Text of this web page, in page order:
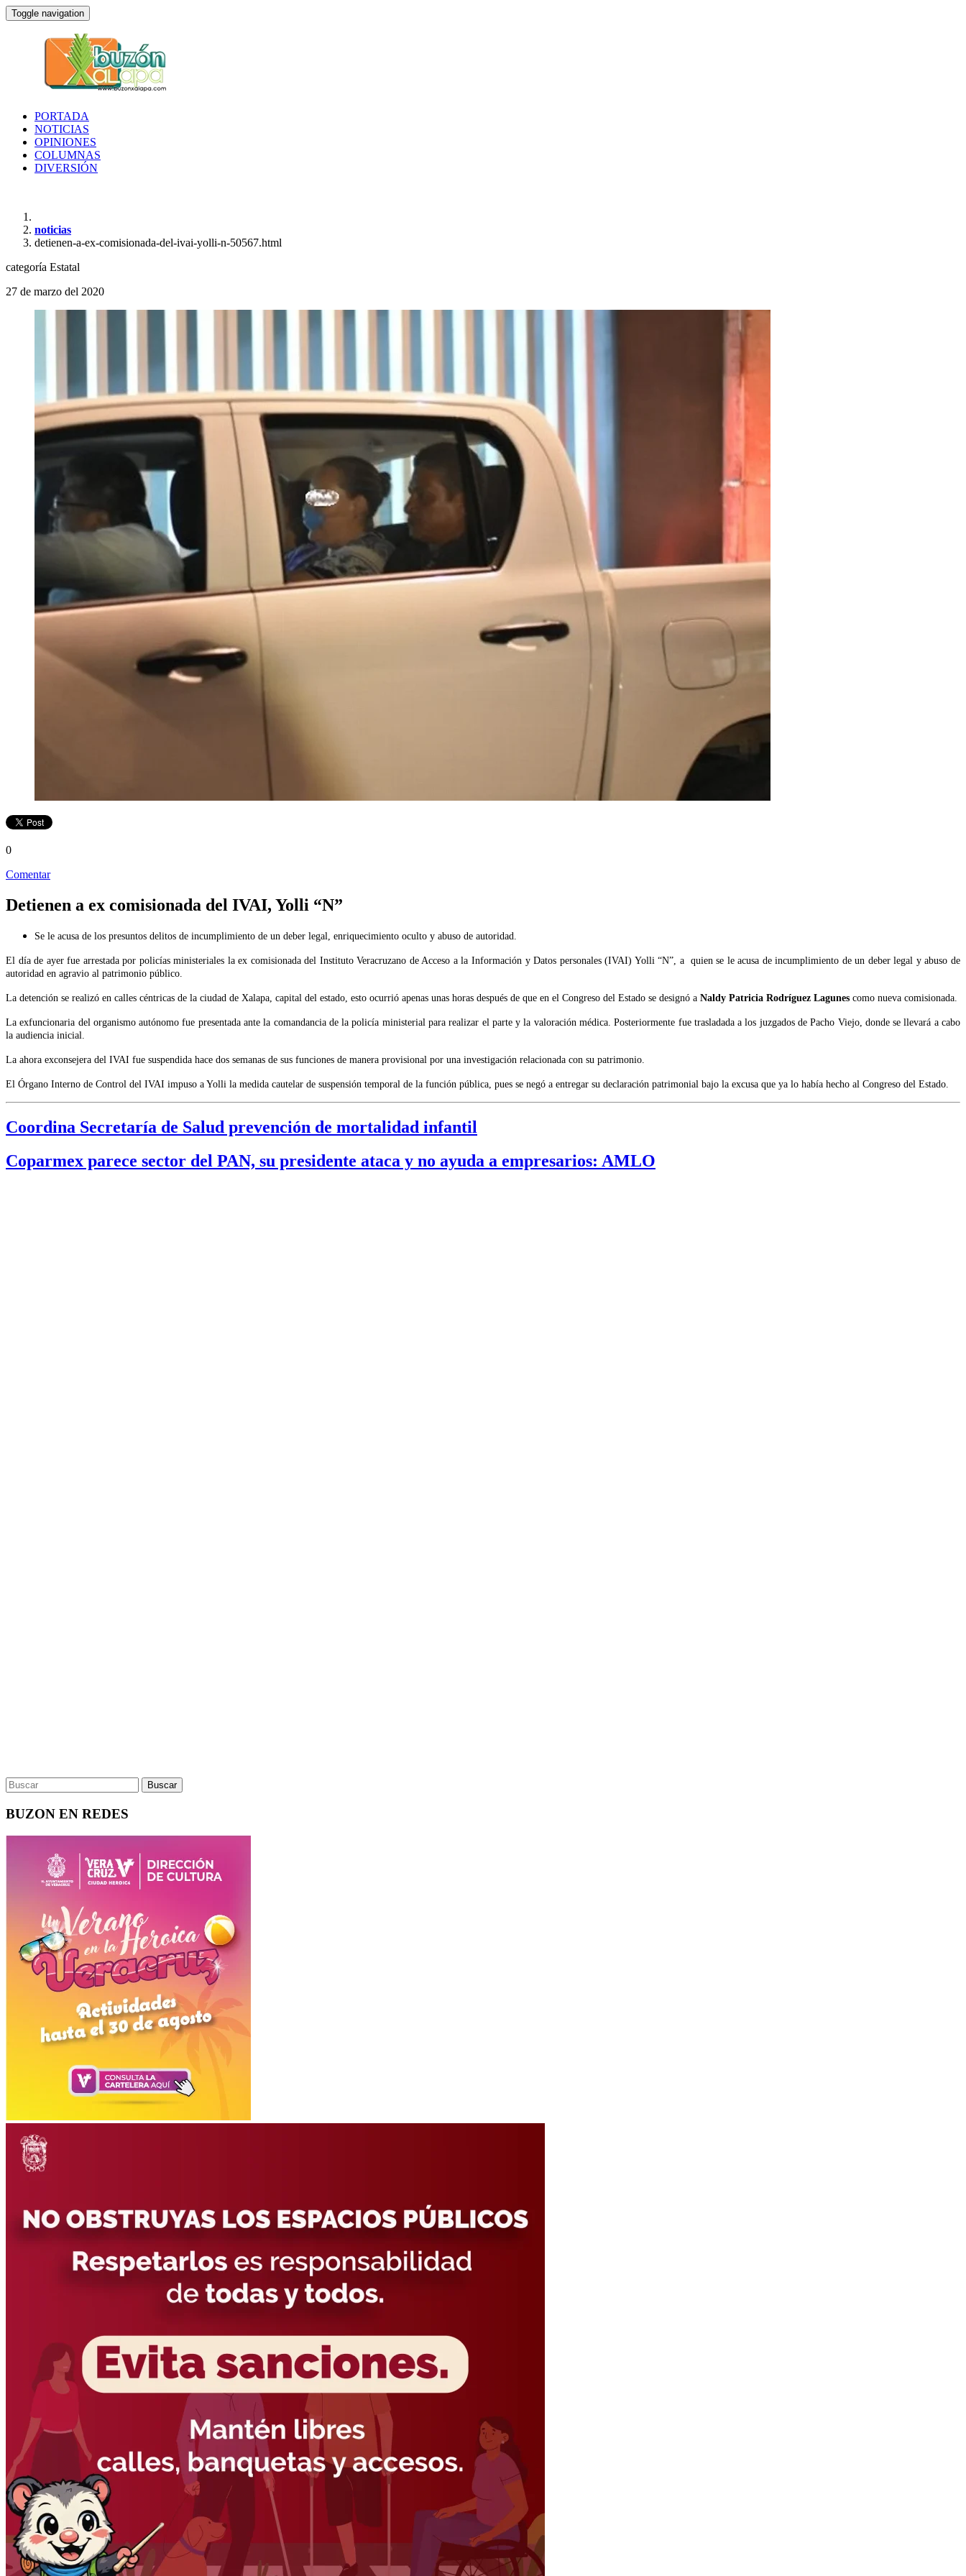
Toggle navigation
PORTADA
NOTICIAS
OPINIONES
COLUMNAS
DIVERSIÓN
noticias
detienen-a-ex-comisionada-del-ivai-yolli-n-50567.html
categoría Estatal
27 de marzo del 2020
0
Comentar
Detienen a ex comisionada del IVAI, Yolli “N”
Se le acusa de los presuntos delitos de incumplimiento de un deber legal, enriquecimiento oculto y abuso de autoridad.
El día de ayer fue arrestada por policías ministeriales la ex comisionada del Instituto Veracruzano de Acceso a la Información y Datos personales (IVAI) Yolli “N”, a quien se le acusa de incumplimiento de un deber legal y abuso de
autoridad en agravio al patrimonio público.
La detención se realizó en calles céntricas de la ciudad de Xalapa, capital del estado, esto ocurrió apenas unas horas después de que en el Congreso del Estado se designó a Naldy Patricia Rodríguez Lagunes como nueva comisionada.
La exfuncionaria del organismo autónomo fue presentada ante la comandancia de la policía ministerial para realizar el parte y la valoración médica. Posteriormente fue trasladada a los juzgados de Pacho Viejo, donde se llevará a cabo
la audiencia inicial.
La ahora exconsejera del IVAI fue suspendida hace dos semanas de sus funciones de manera provisional por una investigación relacionada con su patrimonio.
El Órgano Interno de Control del IVAI impuso a Yolli la medida cautelar de suspensión temporal de la función pública, pues se negó a entregar su declaración patrimonial bajo la excusa que ya lo había hecho al Congreso del Estado.
Coordina Secretaría de Salud prevención de mortalidad infantil
Coparmex parece sector del PAN, su presidente ataca y no ayuda a empresarios: AMLO
BUZON EN REDES